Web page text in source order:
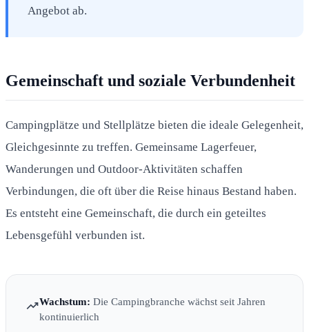
Angebot ab.
Gemeinschaft und soziale Verbundenheit
Campingplätze und Stellplätze bieten die ideale Gelegenheit,
Gleichgesinnte zu treffen. Gemeinsame Lagerfeuer,
Wanderungen und Outdoor-Aktivitäten schaffen
Verbindungen, die oft über die Reise hinaus Bestand haben.
Es entsteht eine Gemeinschaft, die durch ein geteiltes
Lebensgefühl verbunden ist.
trending_upWachstum: Die Campingbranche wächst seit Jahren
kontinuierlich